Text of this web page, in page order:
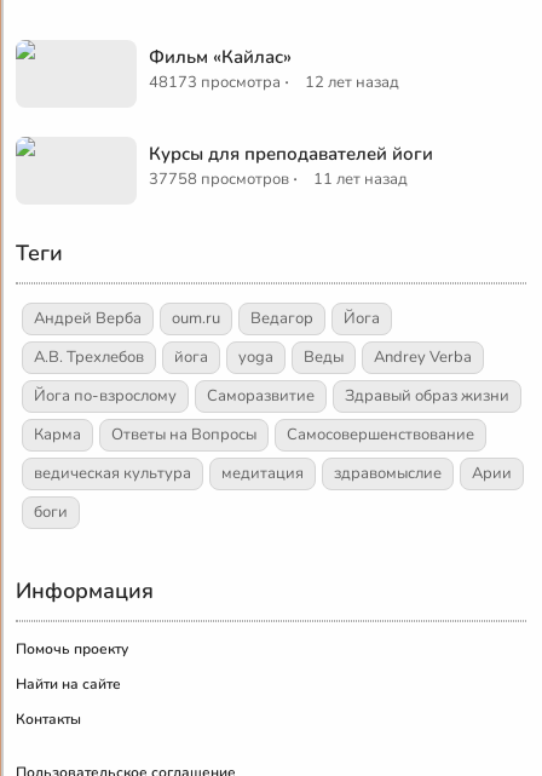
Фильм «Кайлас»
48173 просмотра · 12 лет назад
Курсы для преподавателей йоги
37758 просмотров · 11 лет назад
Теги
Андрей Верба oum.ru Ведагор
Йога
А.В. Трехлебов
йога yoga Веды
Andrey Verba
Йога по-взрослому
Саморазвитие
Здравый образ жизни
Карма
Ответы на Вопросы
Самосовершенствование
ведическая культура
медитация здравомыслие
Арии
боги
Информация
Помочь проекту
Найти на сайте
Контакты
Пользовательское соглашение